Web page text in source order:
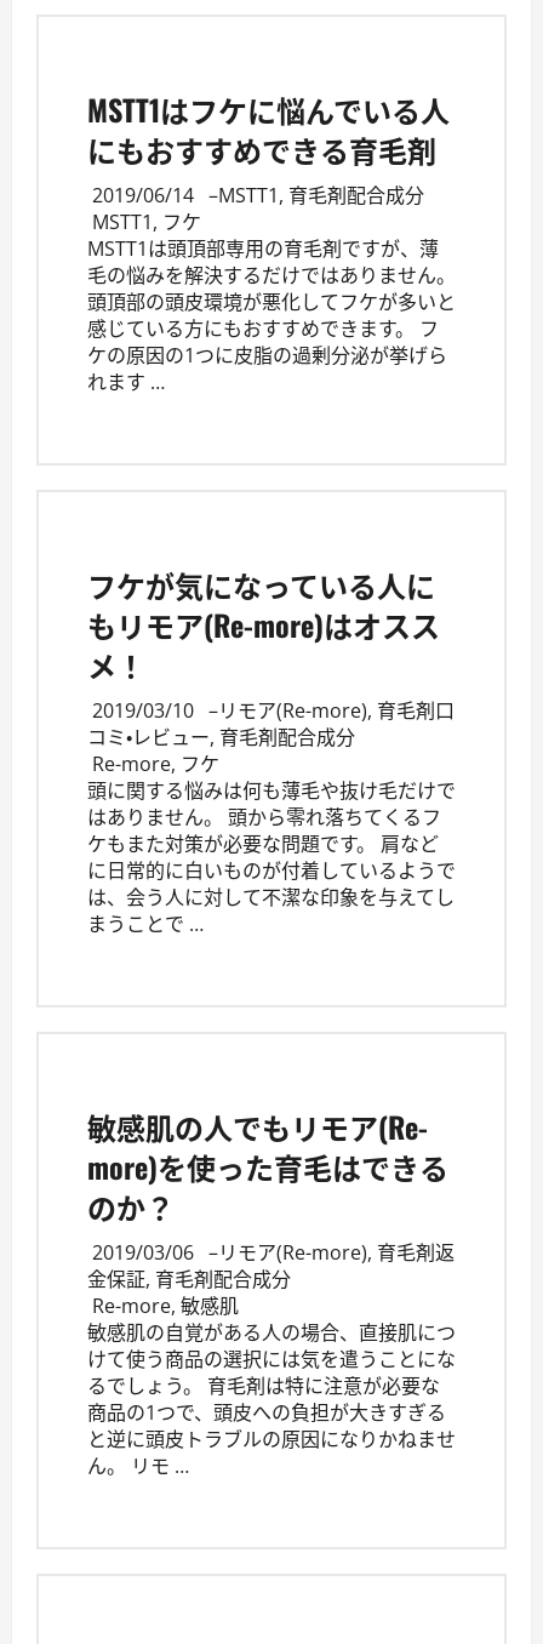
MSTT1はフケに悩んでいる人
にもおすすめできる育毛剤
2019/06/14 –MSTT1, 育毛剤配合成分
MSTT1, フケ
MSTT1は頭頂部専用の育毛剤ですが、薄
毛の悩みを解決するだけではありません。
頭頂部の頭皮環境が悪化してフケが多いと
感じている方にもおすすめできます。 フ
ケの原因の1つに皮脂の過剰分泌が挙げら
れます …
フケが気になっている人に
もリモア(Re-more)はオスス
メ！
2019/03/10 –リモア(Re-more), 育毛剤口
コミ・レビュー, 育毛剤配合成分
Re-more, フケ
頭に関する悩みは何も薄毛や抜け毛だけで
はありません。 頭から零れ落ちてくるフ
ケもまた対策が必要な問題です。 肩など
に日常的に白いものが付着しているようで
は、会う人に対して不潔な印象を与えてし
まうことで …
敏感肌の人でもリモア(Re-
more)を使った育毛はできる
のか？
2019/03/06 –リモア(Re-more), 育毛剤返
金保証, 育毛剤配合成分
Re-more, 敏感肌
敏感肌の自覚がある人の場合、直接肌につ
けて使う商品の選択には気を遣うことにな
るでしょう。 育毛剤は特に注意が必要な
商品の1つで、頭皮への負担が大きすぎる
と逆に頭皮トラブルの原因になりかねませ
ん。 リモ …